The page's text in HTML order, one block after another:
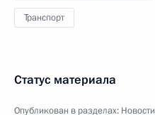
Транспорт
Статус материала
Опубликован в разделах: Новости